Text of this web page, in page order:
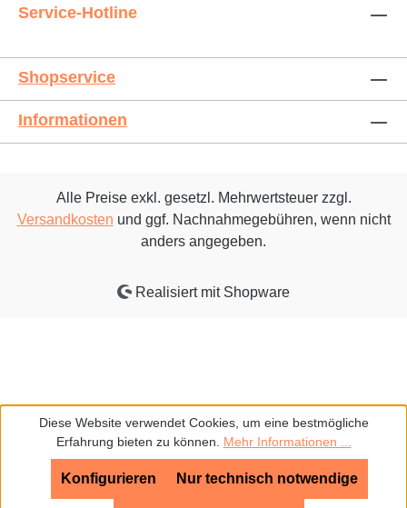
Service-Hotline
Shopservice
Informationen
Alle Preise exkl. gesetzl. Mehrwertsteuer zzgl.
Versandkosten und ggf. Nachnahmegebühren, wenn nicht
anders angegeben.
Realisiert mit Shopware
Diese Website verwendet Cookies, um eine bestmögliche
Erfahrung bieten zu können. Mehr Informationen ...
Nur technisch notwendige
Konfigurieren